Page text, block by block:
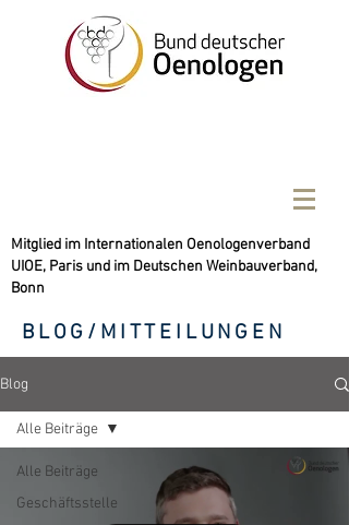
Mitglied im Internationalen Oenologenverband
UIOE, Paris und im Deutschen Weinbauverband,
Bonn
BLOG/MITTEILUNGEN
Blog
Alle Beiträge
Geschäftsstelle
Alle Beiträge